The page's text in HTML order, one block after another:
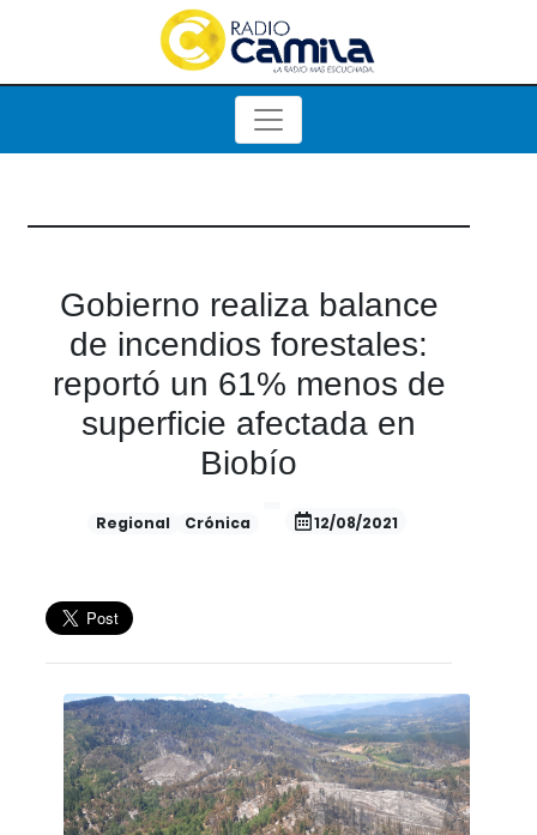
Gobierno realiza balance
de incendios forestales:
reportó un 61% menos de
superficie afectada en
Biobío
Regional Crónica 12/08/2021